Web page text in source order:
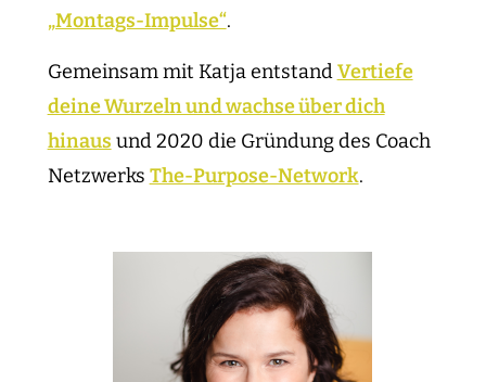
„Montags-Impulse“.
Gemeinsam mit Katja entstandVertiefe
deine Wurzeln und wachse über dich
hinaus und 2020 die Gründung des Coach
Netzwerks The-Purpose-Network.